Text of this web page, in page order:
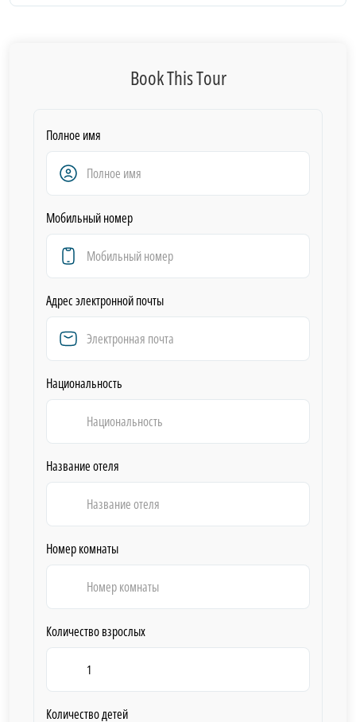
Book This Tour
Полное имя
Мобильный номер
Адрес электронной почты
Национальность
Название отеля
Номер комнаты
Количество взрослых
Количество детей